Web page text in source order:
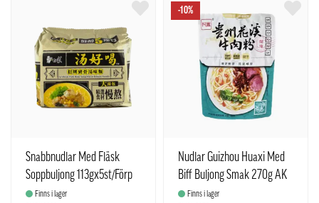
Snabbnudlar Med Fläsk
Soppbuljong 113gx5st/Förp
Bai Xiang Kina
Finns i lager
-10%
Nudlar Guizhou Huaxi Med
Biff Buljong Smak 270g AK
KinaFinns i lager